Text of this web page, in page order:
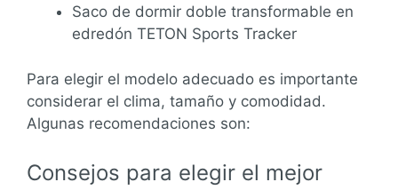
Saco de dormir doble transformable en
edredón TETON Sports Tracker
Para elegir el modelo adecuado es importante
considerar el clima, tamaño y comodidad.
Algunas recomendaciones son:
Consejos para elegir el mejor